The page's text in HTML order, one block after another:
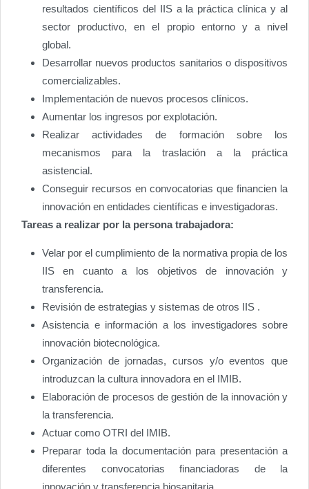
resultados científicos del IIS a la práctica clínica y al
sector productivo, en el propio entorno y a nivel
global.
Desarrollar nuevos productos sanitarios o dispositivos
comercializables.
Implementación de nuevos procesos clínicos.
Aumentar los ingresos por explotación.
Realizar actividades de formación sobre los
mecanismos para la traslación a la práctica
asistencial.
Conseguir recursos en convocatorias que financien la
innovación en entidades científicas e investigadoras.
Tareas a realizar por la persona trabajadora:
Velar por el cumplimiento de la normativa propia de los
IIS en cuanto a los objetivos de innovación y
transferencia.
Revisión de estrategias y sistemas de otros IIS .
Asistencia e información a los investigadores sobre
innovación biotecnológica.
Organización de jornadas, cursos y/o eventos que
introduzcan la cultura innovadora en el IMIB.
Elaboración de procesos de gestión de la innovación y
la transferencia.
Actuar como OTRI del IMIB.
Preparar toda la documentación para presentación a
diferentes convocatorias financiadoras de la
innovación y transferencia biosanitaria.